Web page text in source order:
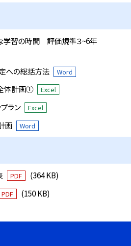
習の時間 評価規準３~6年
への総括方法 Word
体計画① Excel
ラン Excel
画 Word
PDF
(364 KB)
PDF (150 KB)